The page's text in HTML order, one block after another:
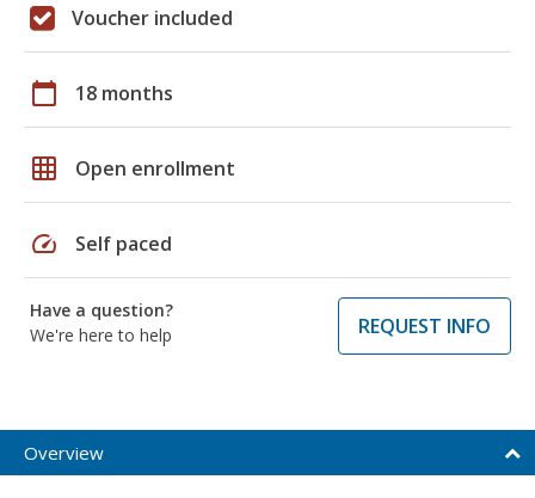
Voucher included
calendar_today 18 months
grid_on Open enrollment
speed Self paced
Have a question?
We're here to help
REQUEST INFO
Overview